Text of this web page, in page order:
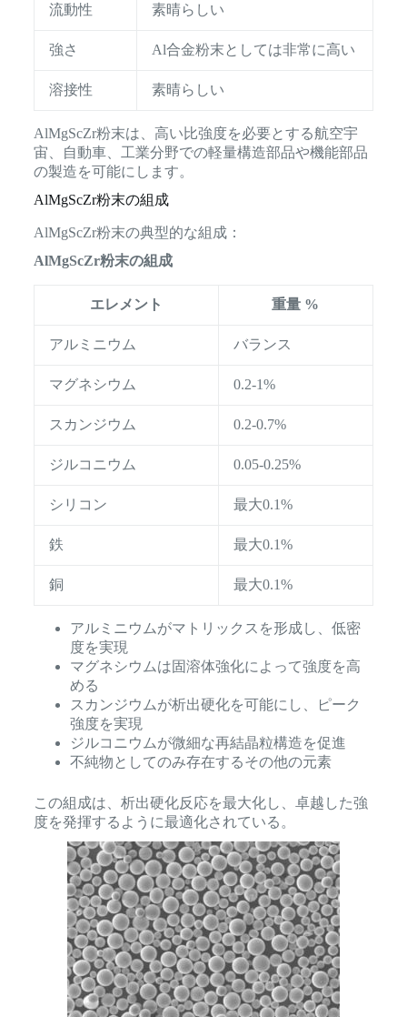
流動性 素晴らしい
強さ Al合金粉末としては非常に高い
溶接性 素晴らしい
AlMgScZr粉末は、高い比強度を必要とする航空宇
宙、自動車、工業分野での軽量構造部品や機能部品
の製造を可能にします。
AlMgScZr粉末の組成
AlMgScZr粉末の典型的な組成：
AlMgScZr粉末の組成
エレメント 重量 %
アルミニウム バランス
マグネシウム 0.2-1%
スカンジウム 0.2-0.7%
ジルコニウム 0.05-0.25%
シリコン 最大0.1%
鉄 最大0.1%
銅 最大0.1%
アルミニウムがマトリックスを形成し、低密
度を実現
マグネシウムは固溶体強化によって強度を高
める
スカンジウムが析出硬化を可能にし、ピーク
強度を実現
ジルコニウムが微細な再結晶粒構造を促進
不純物としてのみ存在するその他の元素
この組成は、析出硬化反応を最大化し、卓越した強
度を発揮するように最適化されている。